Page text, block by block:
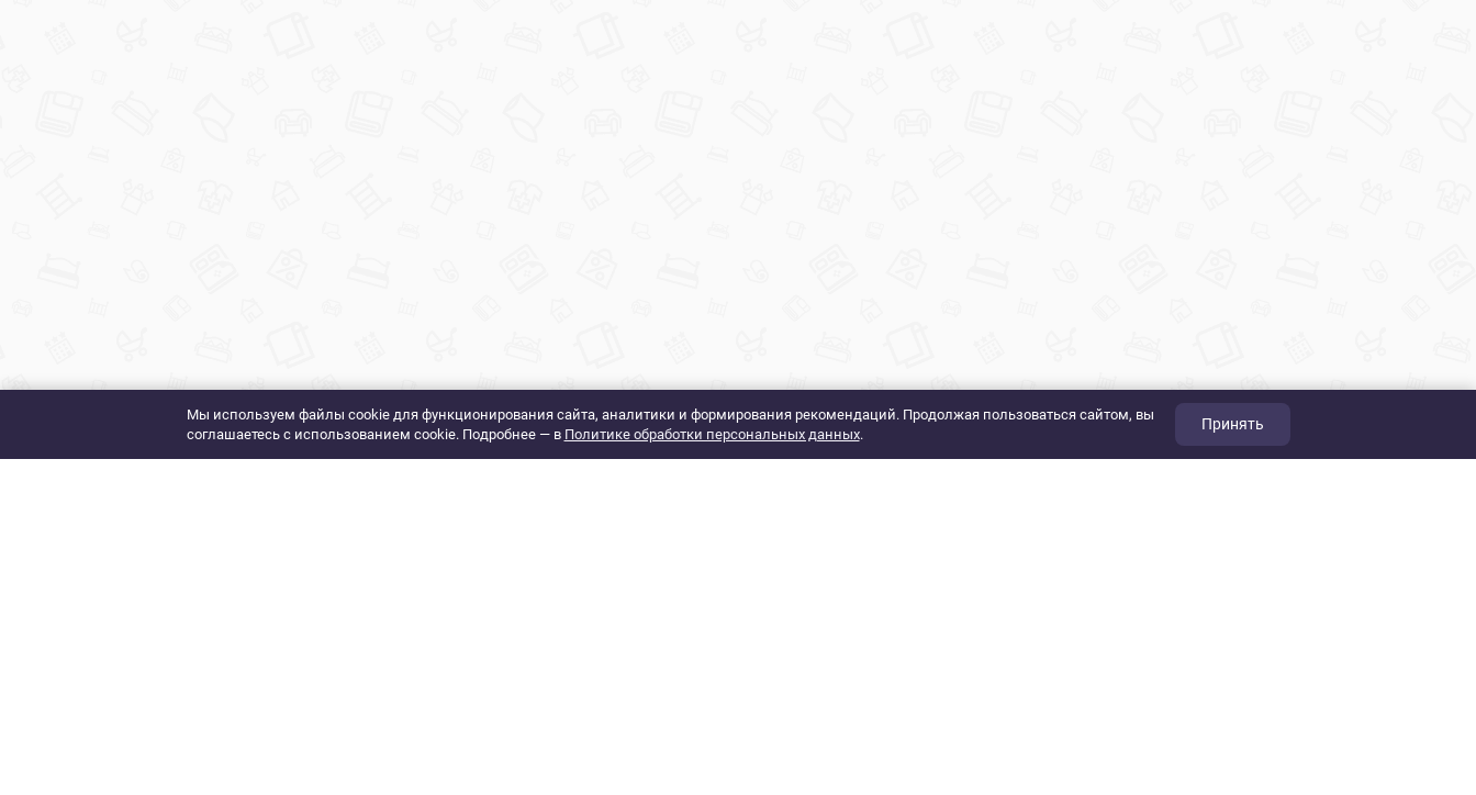
Мы используем файлы cookie для функционирования сайта, аналитики и формирования рекомендаций. Продолжая пользоваться сайтом, вы
соглашаетесь с использованием cookie. Подробнее — в Политике обработки персональных данных.
Принять